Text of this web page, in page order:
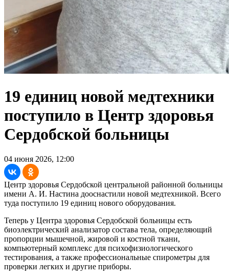
19 единиц новой медтехники
поступило в Центр здоровья
Сердобской больницы
04 июня 2026, 12:00
Центр здоровья Сердобской центральной районной больницы
имени А. И. Настина дооснастили новой медтехникой. Всего
туда поступило 19 единиц нового оборудования.
Теперь у Центра здоровья Сердобской больницы есть
биоэлектрический анализатор состава тела, определяющий
пропорции мышечной, жировой и костной ткани,
компьютерный комплекс для психофизиологического
тестирования, а также профессиональные спирометры для
проверки легких и другие приборы.